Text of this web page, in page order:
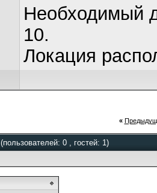
Необходимый
10.
Локация
«
(пользователей: 0 , гостей: 1)